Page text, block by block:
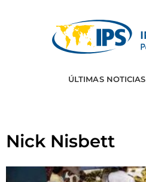
ÚLTIMAS NOTICIAS
Nick Nisbett